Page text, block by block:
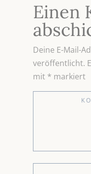
Einen
Deine E-Mail-
veröffentlicht.
mit * markiert